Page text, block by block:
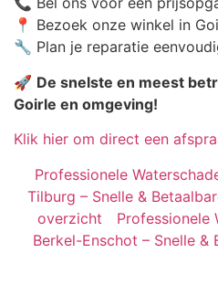
📍 Bezoek onze winkel in
🔧 Plan je reparatie
🚀 De snelste en meest
Goirle en omgeving!
Klik hier om direct een
Professionele
Tilburg – Snelle &
overzicht
Professionele
Berkel-Enschot – Snelle &